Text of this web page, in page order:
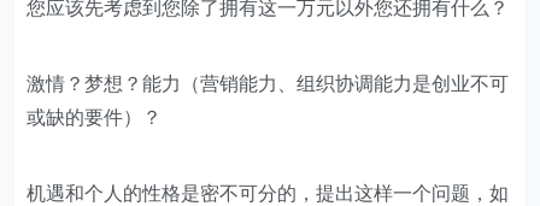
您应该先考虑到您除了拥有这一万元以外您还拥有什么？
激情？梦想？能力（营销能力、组织协调能力是创业不可
或缺的要件）？
机遇和个人的性格是密不可分的，提出这样一个问题，如